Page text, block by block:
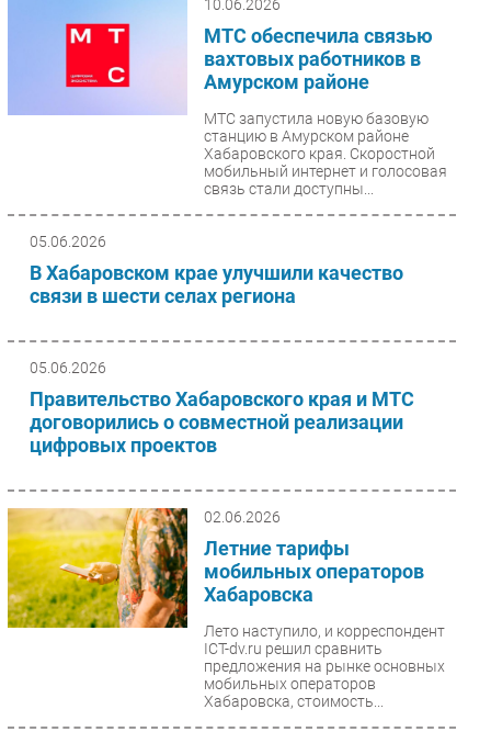
10.06.2026
МТС обеспечила связью
вахтовых работников в
Амурском районе
МТС запустила новую базовую
станцию в Амурском районе
Хабаровского края. Скоростной
мобильный интернет и голосовая
связь стали доступны...
05.06.2026
В Хабаровском крае улучшили качество
связи в шести селах региона
05.06.2026
Правительство Хабаровского края и МТС
договорились о совместной реализации
цифровых проектов
02.06.2026
Летние тарифы
мобильных операторов
Хабаровска
Лето наступило, и корреспондент
ICT-dv.ru решил сравнить
предложения на рынке основных
мобильных операторов
Хабаровска, стоимость...